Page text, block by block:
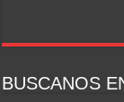
BUSCANOS